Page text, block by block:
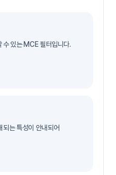
수 있는 MCE 필터입니다.
되는 특성이 안내되어